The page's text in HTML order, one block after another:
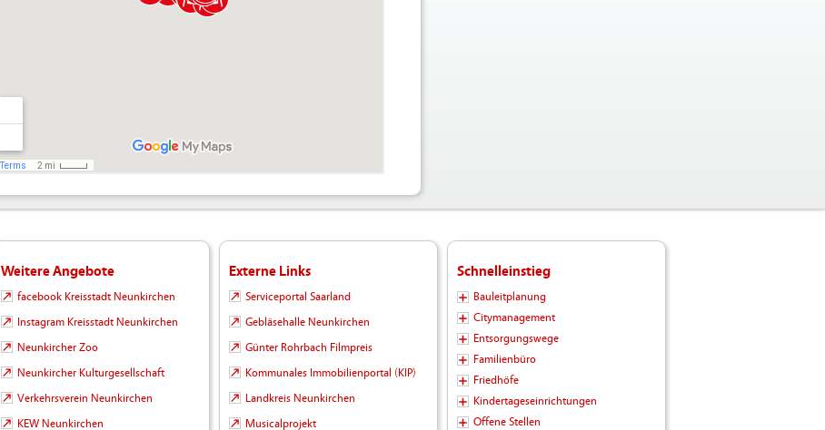
Weitere Angebote
facebook Kreisstadt Neunkirchen
Instagram Kreisstadt Neunkirchen
Neunkircher Zoo
Neunkircher Kulturgesellschaft
Verkehrsverein Neunkirchen
KEW Neunkirchen
Externe Links
Serviceportal Saarland
Gebläsehalle Neunkirchen
Günter Rohrbach Filmpreis
Kommunales Immobilienportal (KIP)
Landkreis Neunkirchen
Musicalprojekt
Schnelleinstieg
Bauleitplanung
Citymanagement
Entsorgungswege
Familienbüro
Friedhöfe
Kindertageseinrichtungen
Offene Stellen